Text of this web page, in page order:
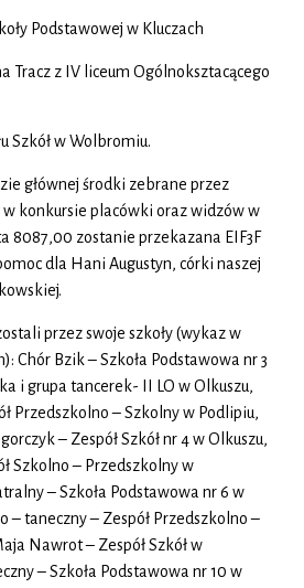
Podstawowej w Kluczach
Tracz z IV liceum Ogólnoksztacącego
Szkół w Wolbromiu.
głównej środki zebrane przez
w konkursie placówki oraz widzów w
8087,00 zostanie przekazana EIF3F
dla Hani Augustyn, córki naszej
przez swoje szkoły (wykaz w
Chór Bzik – Szkoła Podstawowa nr 3
i grupa tancerek- II LO w Olkuszu,
Przedszkolno – Szkolny w Podlipiu,
– Zespół Szkół nr 4 w Olkuszu,
Szkolno – Przedszkolny w
– Szkoła Podstawowa nr 6 w
– taneczny – Zespół Przedszkolno –
Nawrot – Zespół Szkół w
– Szkoła Podstawowa nr 10 w